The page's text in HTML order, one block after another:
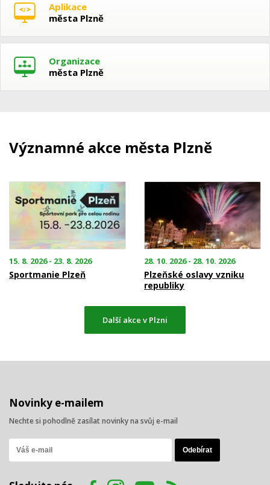
Aplikace
města Plzně
Organizace
města Plzně
Významné akce města Plzně
15. 8. 2026 - 23. 8. 2026
Sportmanie Plzeň
28. 10. 2026 - 28. 10. 2026
Plzeňské oslavy vzniku
republiky
Další akce v Plzni
Novinky e-mailem
Nechte si pohodlně zasílat novinky na svůj e-mail